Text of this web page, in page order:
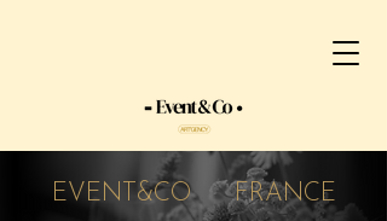
EVENT&CO FRANCE